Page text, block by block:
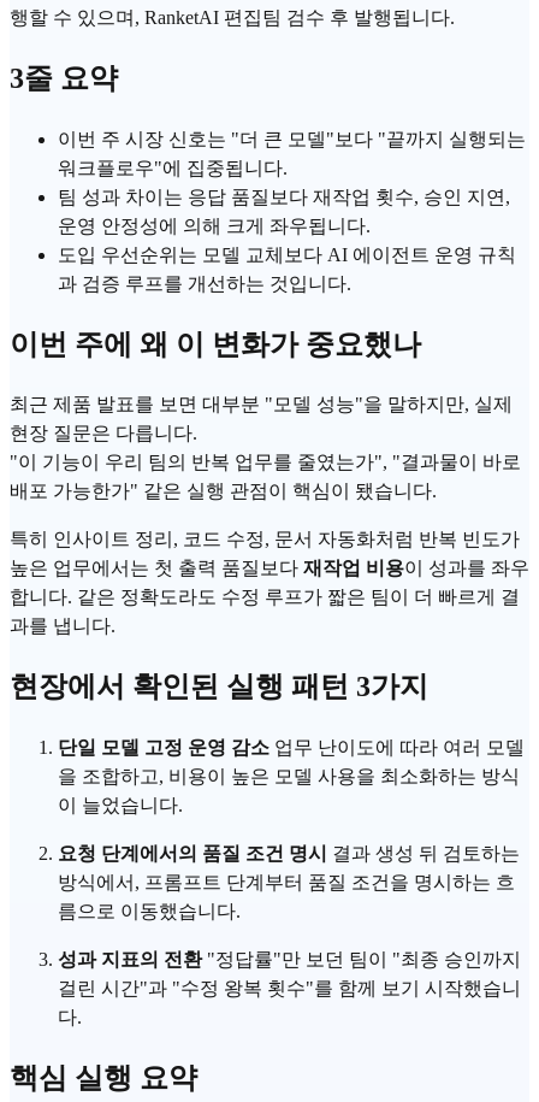
행할 수 있으며, RanketAI 편집팀 검수 후 발행됩니다.
3줄 요약
이번 주 시장 신호는 "더 큰 모델"보다 "끝까지 실행되는
워크플로우"에 집중됩니다.
팀 성과 차이는 응답 품질보다 재작업 횟수, 승인 지연,
운영 안정성에 의해 크게 좌우됩니다.
도입 우선순위는 모델 교체보다 AI 에이전트 운영 규칙
과 검증 루프를 개선하는 것입니다.
이번 주에 왜 이 변화가 중요했나
최근 제품 발표를 보면 대부분 "모델 성능"을 말하지만, 실제
현장 질문은 다릅니다.
"이 기능이 우리 팀의 반복 업무를 줄였는가", "결과물이 바로
배포 가능한가" 같은 실행 관점이 핵심이 됐습니다.
특히 인사이트 정리, 코드 수정, 문서 자동화처럼 반복 빈도가
높은 업무에서는 첫 출력 품질보다 재작업 비용이 성과를 좌우
합니다. 같은 정확도라도 수정 루프가 짧은 팀이 더 빠르게 결
과를 냅니다.
현장에서 확인된 실행 패턴 3가지
단일 모델 고정 운영 감소 업무 난이도에 따라 여러 모델
을 조합하고, 비용이 높은 모델 사용을 최소화하는 방식
이 늘었습니다.
요청 단계에서의 품질 조건 명시
결과 생성 뒤 검토하는
방식에서, 프롬프트 단계부터 품질 조건을 명시하는 흐
름으로 이동했습니다.
성과 지표의 전환"정답률"만 보던 팀이 "최종 승인까지
걸린 시간"과 "수정 왕복 횟수"를 함께 보기 시작했습니
다.
핵심 실행 요약